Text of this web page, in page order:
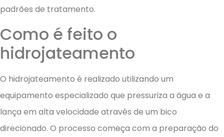
padrões de tratamento.
Como é feito o
hidrojateamento
O hidrojateamento é realizado utilizando um
equipamento especializado que pressuriza a água e a
lança em alta velocidade através de um bico
direcionado. O processo começa com a preparação do